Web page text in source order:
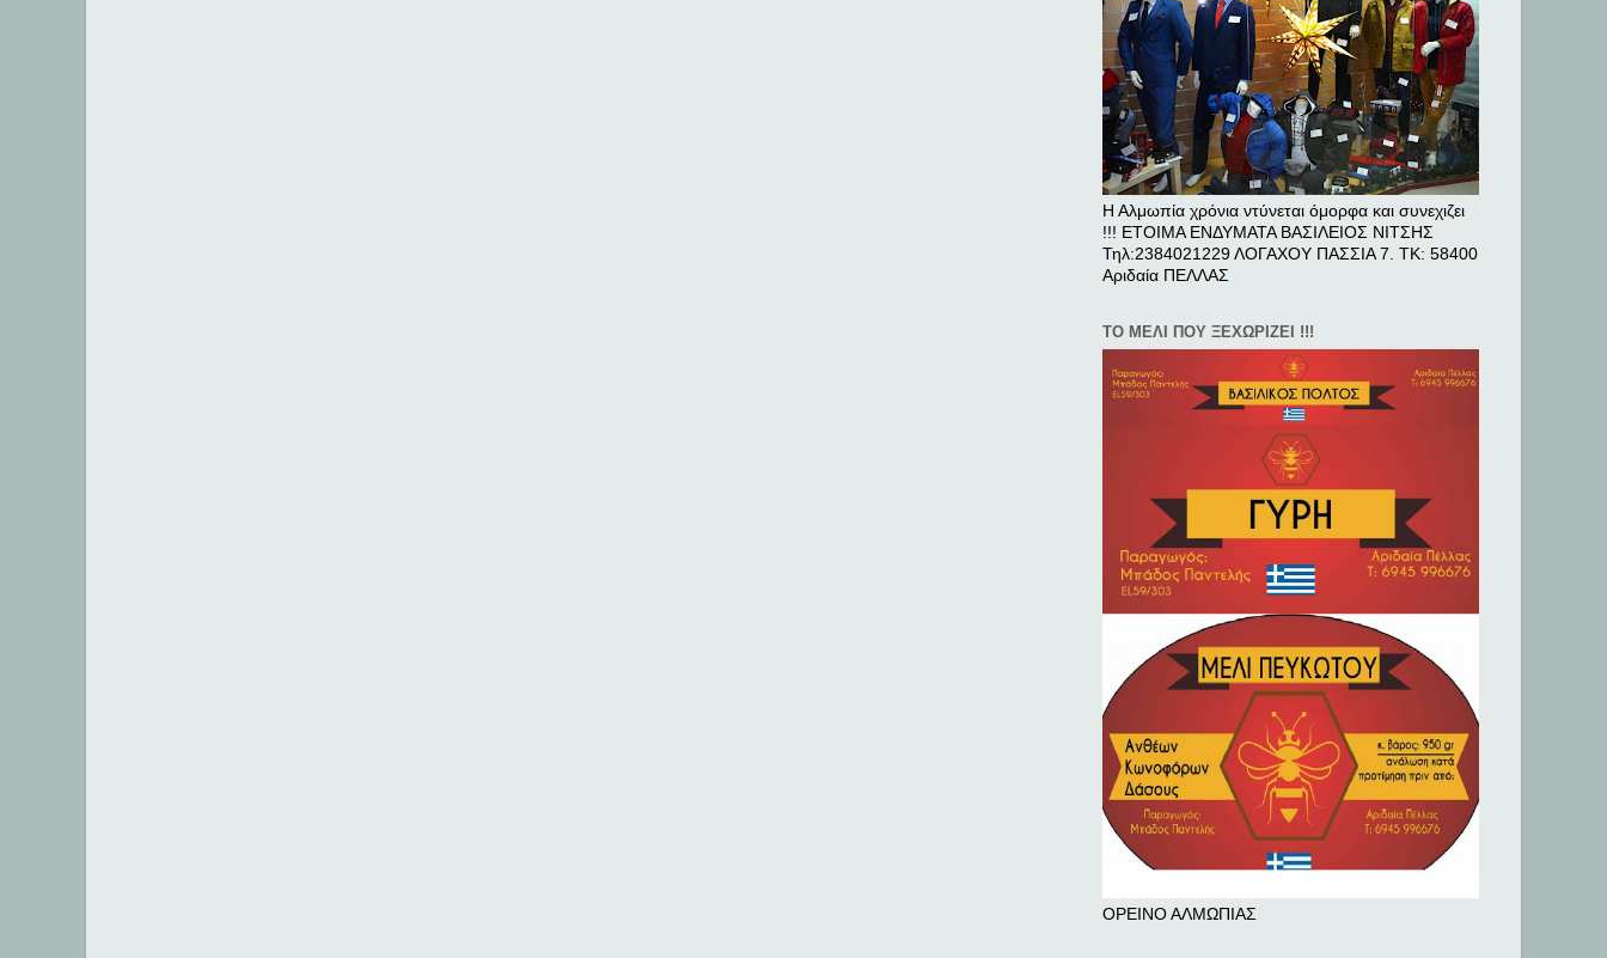
Η Αλμωπία χρόνια ντύνεται όμορφα και συνεχιζει
!!! ΕΤΟΙΜΑ ΕΝΔΥΜΑΤΑ ΒΑΣΙΛΕΙΟΣ ΝΙΤΣΗΣ
Τηλ:2384021229 ΛΟΓΑΧΟΥ ΠΑΣΣΙΑ 7. ΤΚ: 58400
Αριδαία ΠΕΛΛAΣ
ΤΟ ΜΕΛΙ ΠΟΥ ΞΕΧΩΡΙΖΕΙ !!!
ΟΡΕΙΝΟ ΑΛΜΩΠΙΑΣ